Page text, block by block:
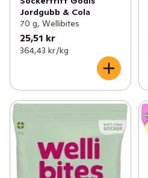
Jordgubb & Cola
70 g, Wellibites
25,51 kr
364,43 kr /kg